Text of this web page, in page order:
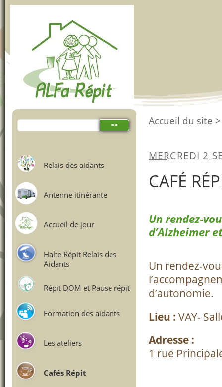
Accueil du site >
MERCREDI 2
CAFÉ
Un rendez-
d’Alzheimer
Un rendez-
d’autonomie.
Lieu : VAY-
Adresse :
1 rue
Relais des aidants
Antenne itinérante
Accueil de jour
Halte Répit Relais des
Aidants
Répit DOM et Pause répit
Formation des aidants
Les ateliers
Cafés Répit